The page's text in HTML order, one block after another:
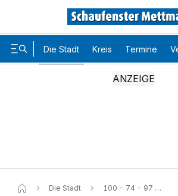
Die Stadt Kreis Termine
Die Stadt 100 - 74 - 97 …